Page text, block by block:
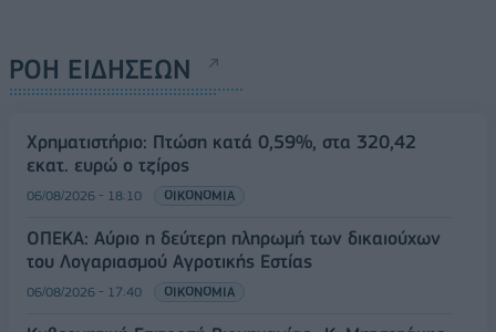
ΡΟΗ ΕΙΔΗΣΕΩΝ
Χρηματιστήριο: Πτώση κατά 0,59%, στα 320,42
εκατ. ευρώ ο τζίρος
06/08/2026 - 18:10 ΟΙΚΟΝΟΜΙΑ
ΟΠΕΚΑ: Αύριο η δεύτερη πληρωμή των δικαιούχων
του Λογαριασμού Αγροτικής Εστίας
06/08/2026 - 17:40 ΟΙΚΟΝΟΜΙΑ